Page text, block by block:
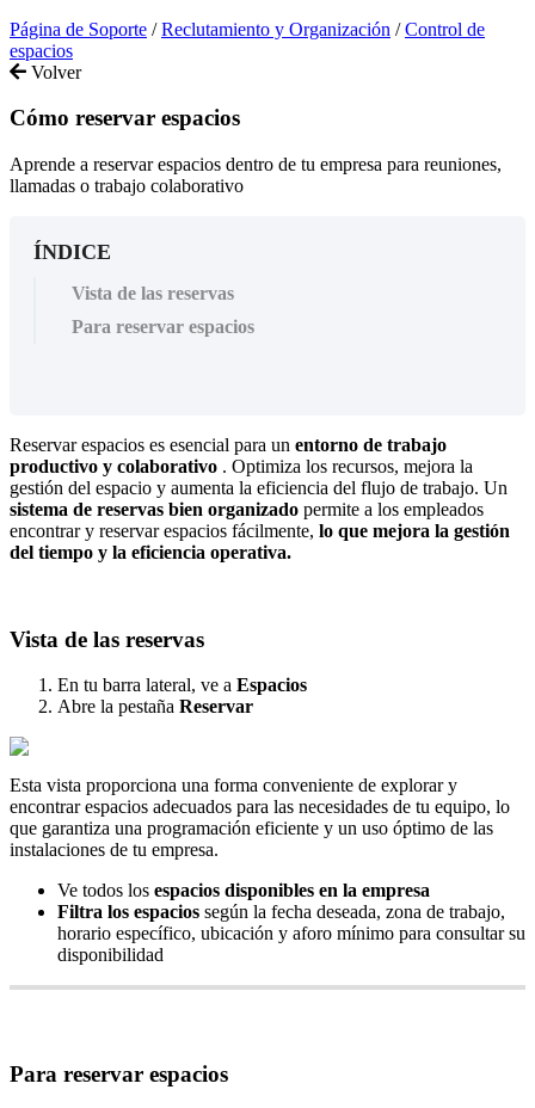
Página de Soporte / Reclutamiento y Organización / Control de
espacios
Volver
Cómo reservar espacios
Aprende a reservar espacios dentro de tu empresa para reuniones,
llamadas o trabajo colaborativo
ÍNDICE
Vista de las reservas
Para reservar espacios
Reservar espacios es esencial para un entorno de trabajo
productivo y colaborativo . Optimiza los recursos, mejora la
gestión del espacio y aumenta la eficiencia del flujo de trabajo. Un
sistema de reservas bien organizado permite a los empleados
encontrar y reservar espacios fácilmente, lo que mejora la gestión
del tiempo y la eficiencia operativa.
Vista de las reservas
En tu barra lateral, ve a Espacios
Abre la pestaña Reservar
Esta vista proporciona una forma conveniente de explorar y
encontrar espacios adecuados para las necesidades de tu equipo, lo
que garantiza una programación eficiente y un uso óptimo de las
instalaciones de tu empresa.
Ve todos los espacios disponibles en la empresa
Filtra los espacios según la fecha deseada, zona de trabajo,
horario específico, ubicación y aforo mínimo para consultar su
disponibilidad
Para reservar espacios